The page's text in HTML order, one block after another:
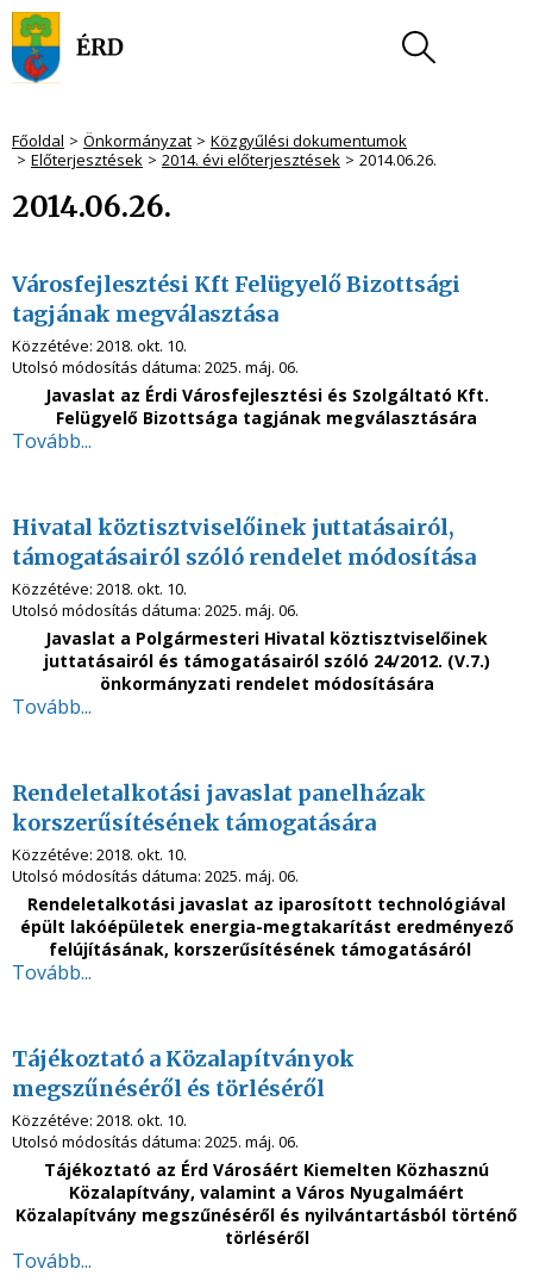
Főoldal Önkormányzat
Közgyűlési dokumentumok
Előterjesztések
2014. évi előterjesztések 2014.06.26.
2014.06.26.
Városfejlesztési Kft Felügyelő Bizottsági
tagjának megválasztása
Közzétéve: 2018. okt. 10.
Utolsó módosítás dátuma: 2025. máj. 06.
Javaslat az Érdi Városfejlesztési és Szolgáltató Kft.
Felügyelő Bizottsága tagjának megválasztására
Tovább...
Hivatal köztisztviselőinek juttatásairól,
támogatásairól szóló rendelet módosítása
Közzétéve: 2018. okt. 10.
Utolsó módosítás dátuma: 2025. máj. 06.
Javaslat a Polgármesteri Hivatal köztisztviselőinek
juttatásairól és támogatásairól szóló 24/2012. (V.7.)
önkormányzati rendelet módosítására
Tovább...
Rendeletalkotási javaslat panelházak
korszerűsítésének támogatására
Közzétéve: 2018. okt. 10.
Utolsó módosítás dátuma: 2025. máj. 06.
Rendeletalkotási javaslat az iparosított technológiával
épült lakóépületek energia-megtakarítást eredményező
felújításának, korszerűsítésének támogatásáról
Tovább...
Tájékoztató a Közalapítványok
megszűnéséről és törléséről
Közzétéve: 2018. okt. 10.
Utolsó módosítás dátuma: 2025. máj. 06.
Tájékoztató az Érd Városáért Kiemelten Közhasznú
Közalapítvány, valamint a Város Nyugalmáért
Közalapítvány megszűnéséről és nyilvántartásból történő
törléséről
Tovább...